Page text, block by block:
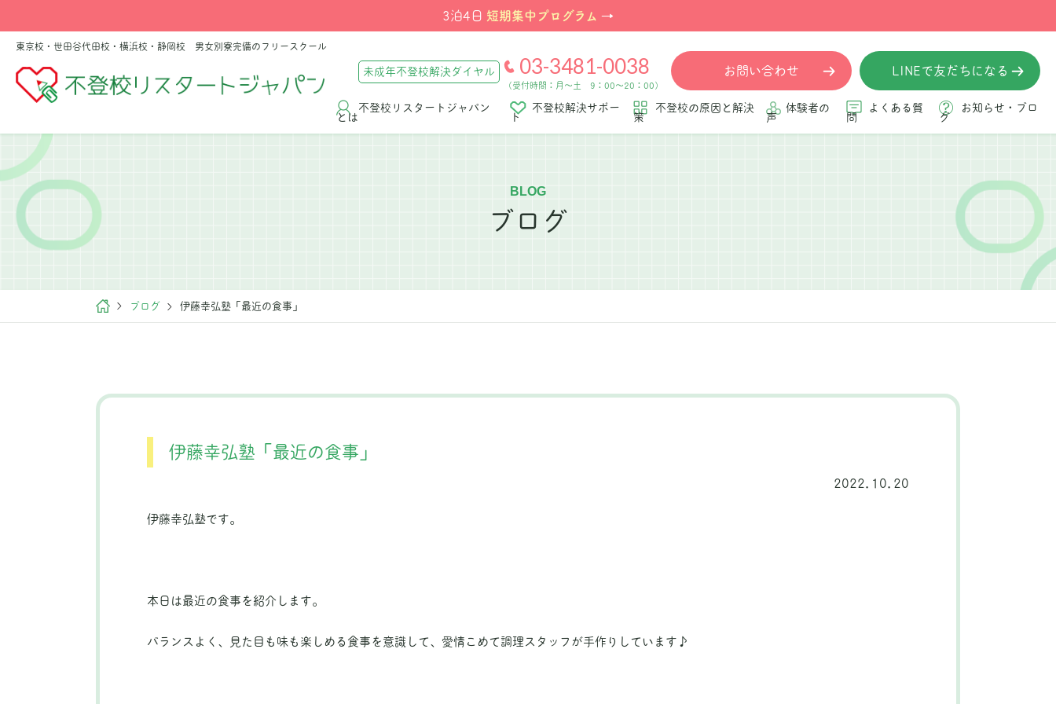
3泊4日 短期集中プログラム →
東京校・世田谷代田校・横浜校・静岡校 男女別寮完備のフリースクール
未成年不登校解決ダイヤル 03-3481-0038
（受付時間：月～土 9：00～20：00）
お問い合わせ LINEで友だちになる
不登校リスタートジャパン
とは
不登校解決サポー
ト
不登校の原因と解決
策
体験者の
声
よくある質
問
お知らせ・ブロ
グ
BLOG
ブログ
ブログ 伊藤幸弘塾「最近の食事」
伊藤幸弘塾「最近の食事」
2022.10.20
伊藤幸弘塾です。
本日は最近の食事を紹介します。
バランスよく、見た目も味も楽しめる食事を意識して、愛情こめて調理スタッフが手作りしています♪